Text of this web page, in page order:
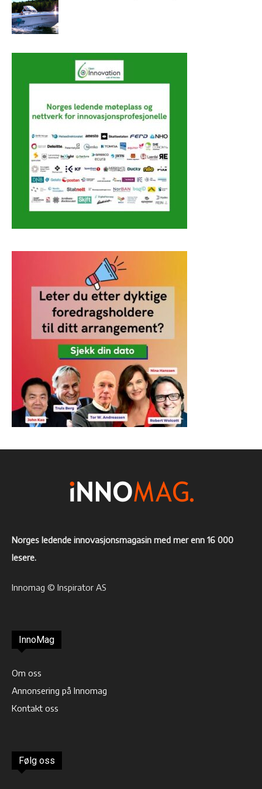
Norges ledende innovasjonsmagasin med mer enn 16 000
lesere.
Innomag © Inspirator AS
InnoMag
Om oss
Annonsering på Innomag
Kontakt oss
Følg oss